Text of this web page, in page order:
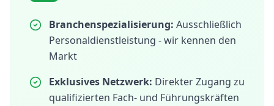
Branchenspezialisierung: Ausschließlich
Personaldienstleistung - wir kennen den
Markt
Exklusives Netzwerk: Direkter Zugang zu
qualifizierten Fach- und Führungskräften